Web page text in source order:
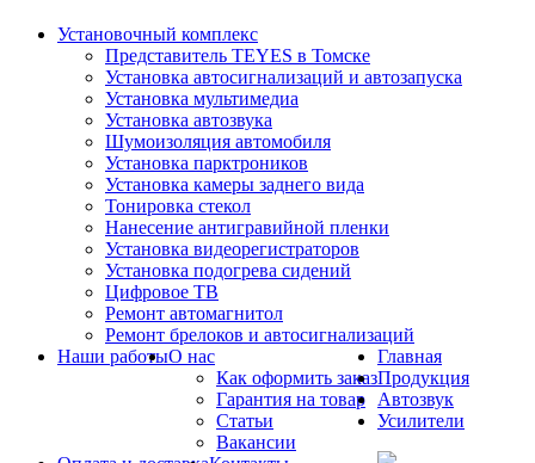
Установочный комплекс
Представитель TEYES в Томске
Установка автосигнализаций и автозапуска
Установка мультимедиа
Установка автозвука
Шумоизоляция автомобиля
Установка парктроников
Установка камеры заднего вида
Тонировка стекол
Нанесение антигравийной пленки
Установка видеорегистраторов
Установка подогрева сидений
Цифровое ТВ
Ремонт автомагнитол
Ремонт брелоков и автосигнализаций
Наши работыО нас
Как оформить заказ
Гарантия на товар
Статьи
Вакансии
Главная
Продукция
Автозвук
Усилители